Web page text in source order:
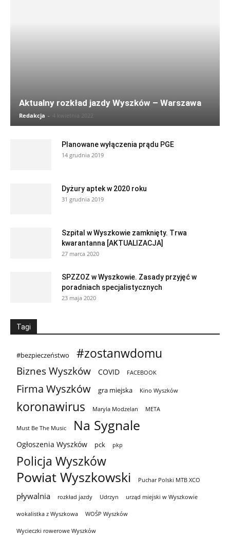
Aktualny rozkład jazdy Wyszków – Warszawa
Redakcja - 4 kwietnia 2022
Planowane wyłączenia prądu PGE
14 grudnia 2019
Dyżury aptek w 2020 roku
31 grudnia 2019
Szpital w Wyszkowie zamknięty. Trwa
kwarantanna [AKTUALIZACJA]
27 marca 2020
SPZZOZ w Wyszkowie. Zasady przyjęć w
poradniach specjalistycznych
23 maja 2020
Tagi
#bezpieczeństwo #zostanwdomu
Biznes Wyszków COVID FACEBOOK
Firma Wyszków gra miejska Kino Wyszków
koronawirus Maryla Modzelan META
Must Be The Music Na Sygnale
Ogłoszenia Wyszków pck pkp
Policja Wyszków
Powiat Wyszkowski Puchar Polski MTB XCO
pływalnia rozkład jazdy Udrzyn urząd miejski w Wyszkowie
wokalistka z Wyszkowa WOŚP Wyszków
Wycieczki rowerowe Wyszków